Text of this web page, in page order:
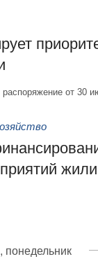
от 30
понедельник